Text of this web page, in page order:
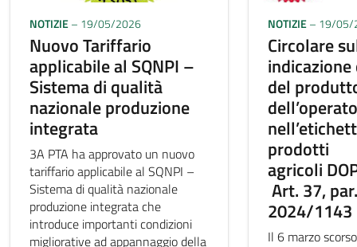
NOTIZIE– 19/05/2026
Nuovo Tariffario
applicabile al SQNPI –
Sistema di qualità
nazionale produzione
integrata
3A PTA ha approvato un nuovo
tariffario applicabile al SQNPI –
Sistema di qualità nazionale
produzione integrata che
introduce importanti condizioni
migliorative ad appannaggio della
NOTIZIE– 19/05/
Circolare
del
prodotti
agricoli
Art. 37,
2024/1143
Il 6 marzo